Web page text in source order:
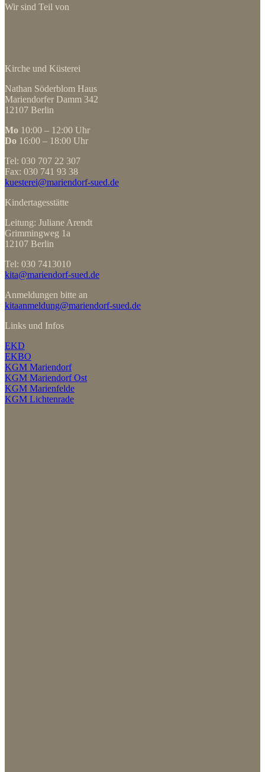
Wir sind Teil von
Kirche und Küsterei
Nathan Söderblom Haus
Mariendorfer Damm 342
12107 Berlin
Mo 10:00 – 12:00 Uhr
Do 16:00 – 18:00 Uhr
Tel: 030 707 22 307
Fax: 030 741 93 38
kuesterei@mariendorf-sued.de
Kindertagesstätte
Leitung: Juliane Arendt
Grimmingweg 1a
12107 Berlin
Tel: 030 7413010
kita@mariendorf-sued.de
Anmeldungen bitte an
kitaanmeldung@mariendorf-sued.de
Links und Infos
EKD
EKBO
KGM Mariendorf
KGM Mariendorf Ost
KGM Marienfelde
KGM Lichtenrade